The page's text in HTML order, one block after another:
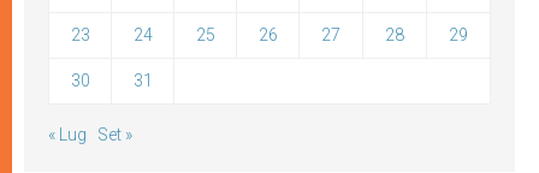
23 24 25 26 27 28 29
30 31
« Lug Set »